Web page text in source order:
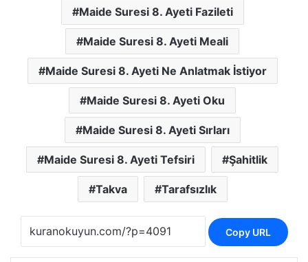
Maide Suresi 8. Ayeti Fazileti
Maide Suresi 8. Ayeti Meali
Maide Suresi 8. Ayeti Ne Anlatmak İstiyor
Maide Suresi 8. Ayeti Oku
Maide Suresi 8. Ayeti Sırları
Maide Suresi 8. Ayeti Tefsiri Şahitlik
Takva Tarafsızlık
Copy URL